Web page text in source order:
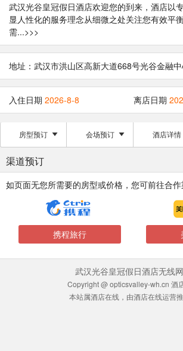
武汉光谷皇冠假日酒店欢迎您的到来，酒店以
显人性化的服务理念从细微之处关注您有效平
需...>>>
地址：武汉市洪山区高新大道668号光谷金融
入住日期 2026-8-8 离店日期
房型预订 会场预订 酒店详情
渠道预订
如页面无您所需要的房型或价格，您可前往合作
携程旅行
武汉光谷皇冠假日酒店无线
Copyright @ opticsvalley-wh.cn 酒
本站属酒店在线，由酒店在线运营推